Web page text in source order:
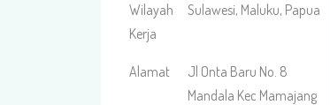
Wilayah
Kerja
Sulawesi, Maluku, Papua
Alamat
Jl Onta Baru No. 8
Mandala Kec Mamajang